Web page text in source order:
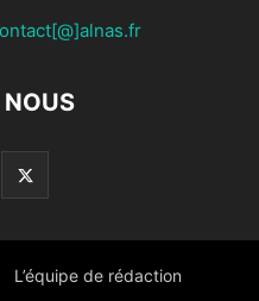
L’équipe de rédaction